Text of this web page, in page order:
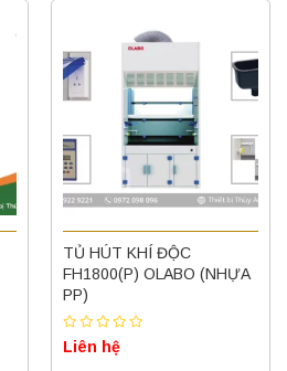
TỦ HÚT KHÍ ĐỘC
FH1800(P) OLABO (NHỰA
PP)
Liên hệ